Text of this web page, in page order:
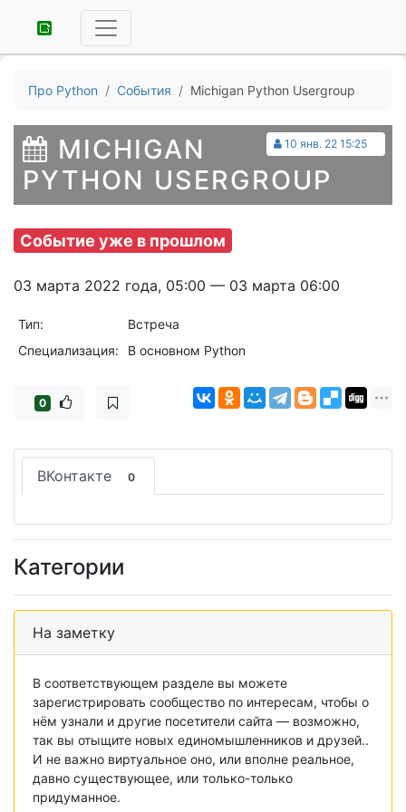
Про Python События Michigan Python Usergroup
10 янв. 22 15:25
MICHIGAN
PYTHON USERGROUP
Событие уже в прошлом
03 марта 2022 года, 05:00 — 03 марта 06:00
Тип:
Встреча
Специализация:
В основном Python
0
ВКонтакте 0
Категории
На заметку
В соответствующем разделе вы можете
зарегистрировать сообщество по интересам, чтобы о
нём узнали и другие посетители сайта — возможно,
так вы отыщите новых единомышленников и друзей..
И не важно виртуальное оно, или вполне реальное,
давно существующее, или только-только
придуманное.